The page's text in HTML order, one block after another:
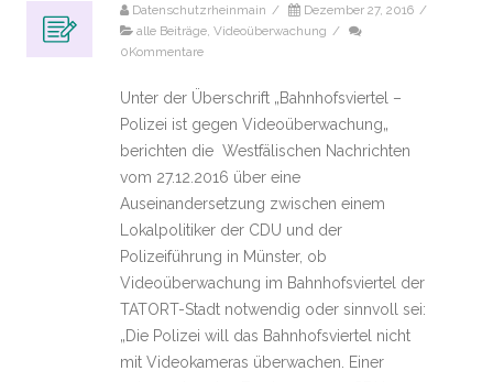
Datenschutzrheinmain / Dezember 27, 2016 /
alle Beiträge, Videoüberwachung /
0Kommentare
Unter der Überschrift „Bahnhofsviertel –
Polizei ist gegen Videoüberwachung„
berichten die Westfälischen Nachrichten
vom 27.12.2016 über eine
Auseinandersetzung zwischen einem
Lokalpolitiker der CDU und der
Polizeiführung in Münster, ob
Videoüberwachung im Bahnhofsviertel der
TATORT-Stadt notwendig oder sinnvoll sei:
„Die Polizei will das Bahnhofsviertel nicht
mit Videokameras überwachen. Einer